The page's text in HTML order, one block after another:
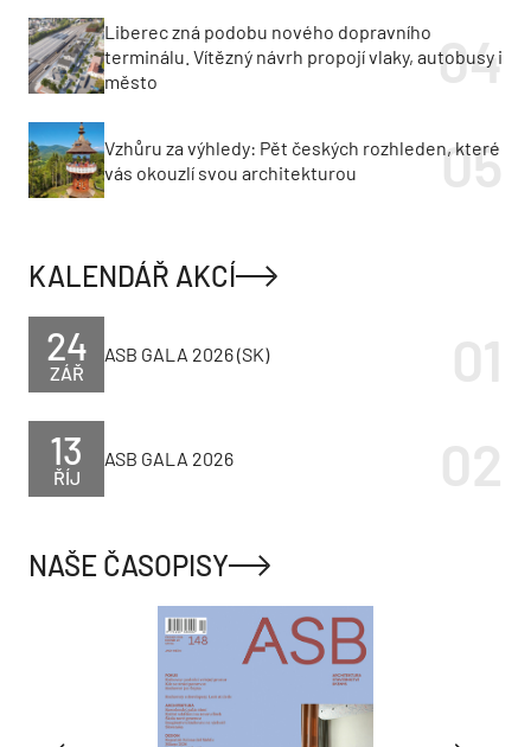
Liberec zná podobu nového dopravního
terminálu. Vítězný návrh propojí vlaky, autobusy i
město
Vzhůru za výhledy: Pět českých rozhleden, které
vás okouzlí svou architekturou
KALENDÁŘ AKCÍ
ZÁŘ
24 ASB GALA 2026 (SK)
ŘÍJ
13 ASB GALA 2026
NAŠE ČASOPISY